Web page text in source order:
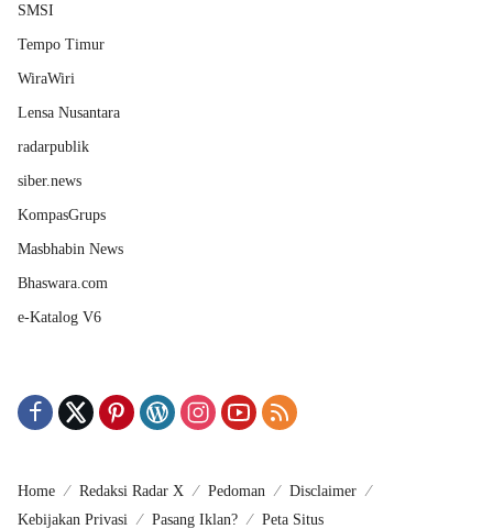
SMSI
Tempo Timur
WiraWiri
Lensa Nusantara
radarpublik
siber.news
KompasGrups
Masbhabin News
Bhaswara.com
e-Katalog V6
Home Redaksi Radar X Pedoman
Disclaimer
Kebijakan Privasi
Pasang Iklan? Peta Situs